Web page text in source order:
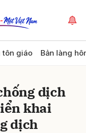
tôn giáo Bản làng
dịch
khai
dịch